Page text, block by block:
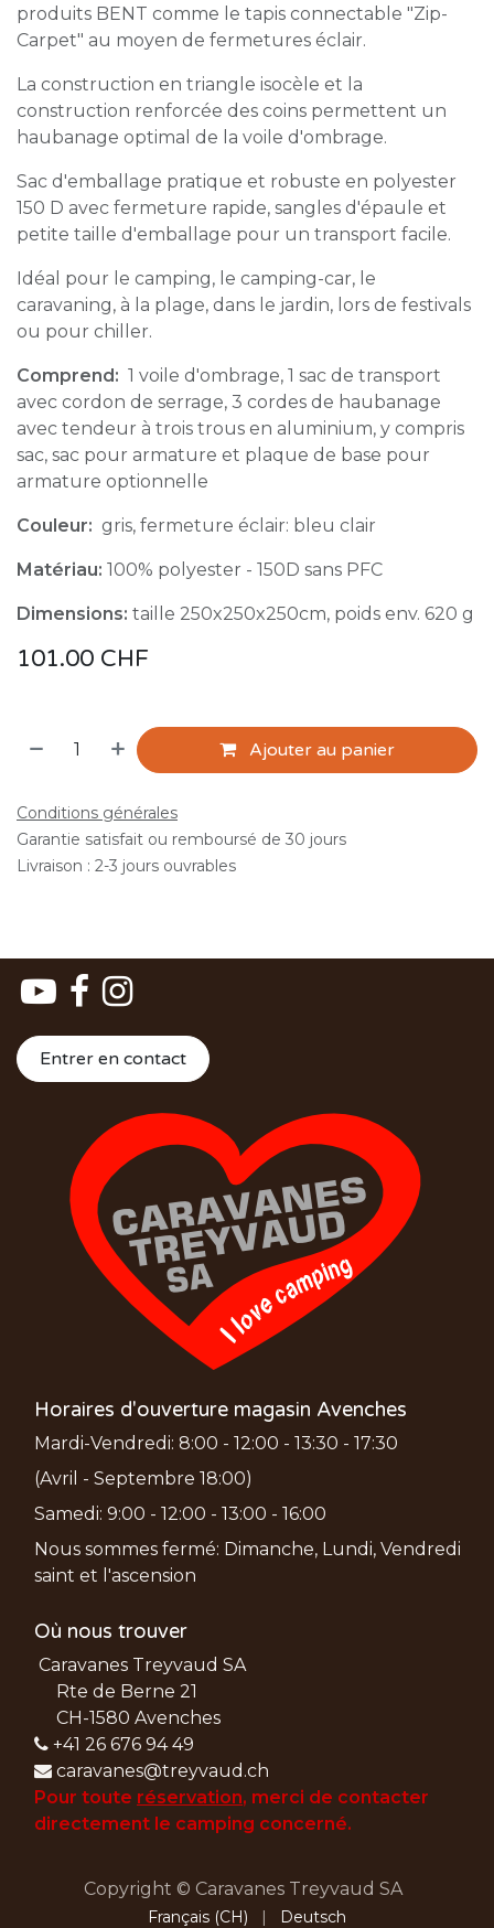
produits BENT comme le tapis connectable "Zip-
Carpet" au moyen de fermetures éclair.
La construction en triangle isocèle et la
construction renforcée des coins permettent un
haubanage optimal de la voile d'ombrage.
Sac d'emballage pratique et robuste en polyester
150 D avec fermeture rapide, sangles d'épaule et
petite taille d'emballage pour un transport facile.
Idéal pour le camping, le camping-car, le
caravaning, à la plage, dans le jardin, lors de festivals
ou pour chiller.
Comprend: 1 voile d'ombrage, 1 sac de transport
avec cordon de serrage, 3 cordes de haubanage
avec tendeur à trois trous en aluminium, y compris
sac, sac pour armature et plaque de base pour
armature optionnelle
Couleur: gris, fermeture éclair: bleu clair
Matériau: 100% polyester - 150D sans PFC
Dimensions: taille 250x250x250cm, poids env. 620 g
101.00 CHF
Ajouter au panier
Conditions générales
Garantie satisfait ou remboursé de 30 jours
Livraison : 2-3 jours ouvrables
Entrer en contact
Horaires d'ouverture magasin Avenches
Mardi-Vendredi: 8:00 - 12:00 - 13:30 - 17:30
(Avril - Septembre 18:00)
Samedi: 9:00 - 12:00 - 13:00 - 16:00
Nous sommes fermé: Dimanche, Lundi, Vendredi
saint et l'ascension
Où nous trouver
Caravanes Treyvaud SA
Rte de Berne 21
CH-1580 Avenches
+41 26 676 94 49
caravanes@treyvaud.ch
Pour toute réservation, merci de contacter
directement le camping concerné.
Copyright © Caravanes Treyvaud SA
Français (CH) | Deutsch